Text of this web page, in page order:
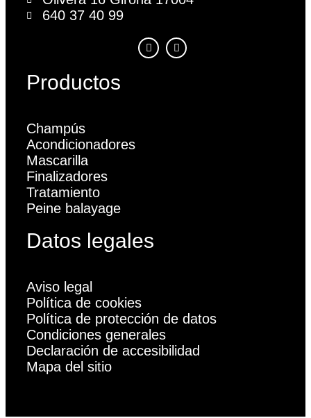
640 37 40 99
Productos
Champús
Acondicionadores
Mascarilla
Finalizadores
Tratamiento
Peine balayage
Datos legales
Aviso legal
Política de cookies
Política de protección de datos
Condiciones generales
Declaración de accesibilidad
Mapa del sitio